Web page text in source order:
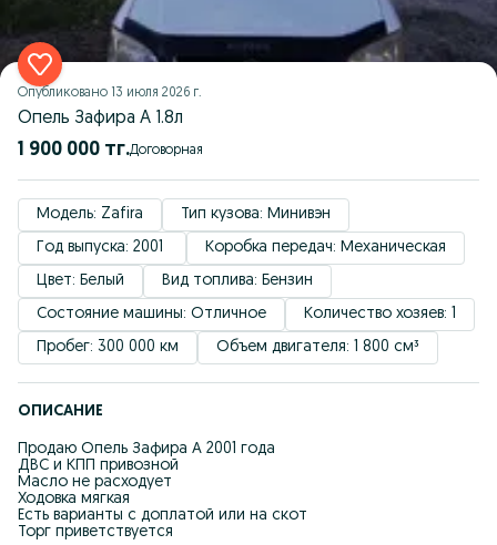
Опубликовано 13 июля 2026 г.
Опель Зафира А 1.8л
1 900 000 тг. Договорная
Модель: Zafira
Тип кузова: Минивэн
Год выпуска: 2001
Коробка передач: Механическая
Цвет: Белый
Вид топлива: Бензин
Состояние машины: Отличное
Количество хозяев: 1
Пробег: 300 000 км
Объем двигателя: 1 800 см³
ОПИСАНИЕ
Продаю Опель Зафира А 2001 года
ДВС и КПП привозной
Масло не расходует
Ходовка мягкая
Есть варианты с доплатой или на скот
Торг приветствуется